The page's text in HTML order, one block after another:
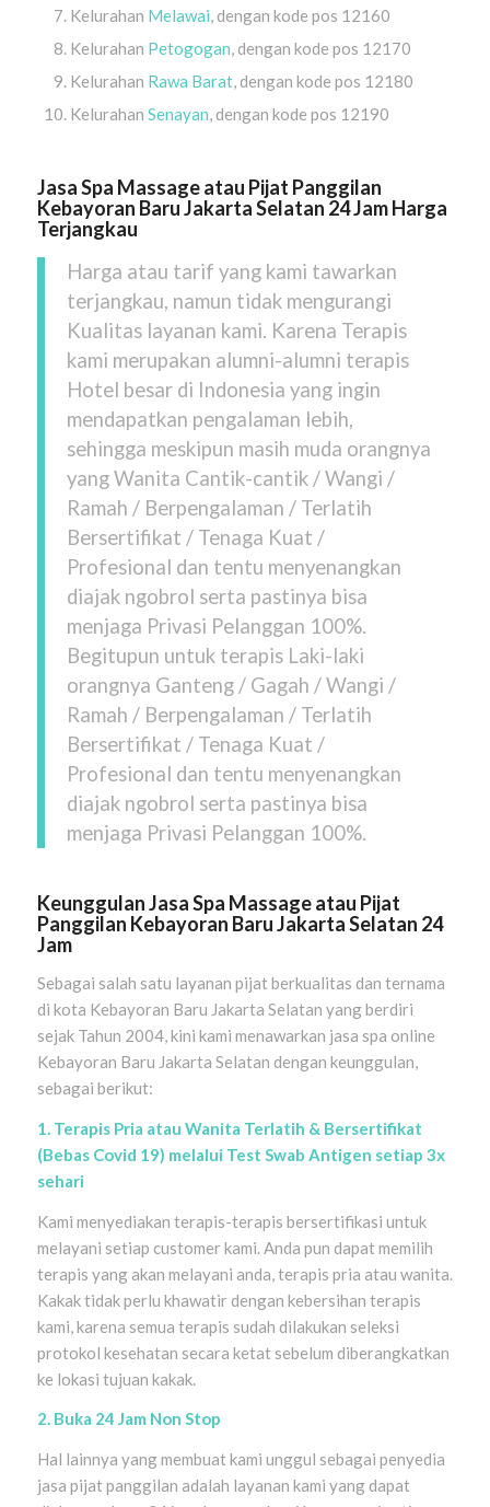
Kelurahan Melawai, dengan kode pos 12160
Kelurahan Petogogan, dengan kode pos 12170
Kelurahan Rawa Barat, dengan kode pos 12180
Kelurahan Senayan, dengan kode pos 12190
Jasa Spa Massage atau Pijat Panggilan
Kebayoran Baru Jakarta Selatan 24 Jam Harga
Terjangkau
Harga atau tarif yang kami tawarkan
terjangkau, namun tidak mengurangi
Kualitas layanan kami. Karena Terapis
kami merupakan alumni-alumni terapis
Hotel besar di Indonesia yang ingin
mendapatkan pengalaman lebih,
sehingga meskipun masih muda orangnya
yang Wanita Cantik-cantik / Wangi /
Ramah / Berpengalaman / Terlatih
Bersertifikat / Tenaga Kuat /
Profesional dan tentu menyenangkan
diajak ngobrol serta pastinya bisa
menjaga Privasi Pelanggan 100%.
Begitupun untuk terapis Laki-laki
orangnya Ganteng / Gagah / Wangi /
Ramah / Berpengalaman / Terlatih
Bersertifikat / Tenaga Kuat /
Profesional dan tentu menyenangkan
diajak ngobrol serta pastinya bisa
menjaga Privasi Pelanggan 100%.
Keunggulan Jasa Spa Massage atau Pijat
Panggilan Kebayoran Baru Jakarta Selatan 24
Jam
Sebagai salah satu layanan pijat berkualitas dan ternama
di kota Kebayoran Baru Jakarta Selatan yang berdiri
sejak Tahun 2004, kini kami menawarkan jasa spa online
Kebayoran Baru Jakarta Selatan dengan keunggulan,
sebagai berikut:
1. Terapis Pria atau Wanita Terlatih & Bersertifikat
(Bebas Covid 19) melalui Test Swab Antigen setiap 3x
sehari
Kami menyediakan terapis-terapis bersertifikasi untuk
melayani setiap customer kami. Anda pun dapat memilih
terapis yang akan melayani anda, terapis pria atau wanita.
Kakak tidak perlu khawatir dengan kebersihan terapis
kami, karena semua terapis sudah dilakukan seleksi
protokol kesehatan secara ketat sebelum diberangkatkan
ke lokasi tujuan kakak.
2. Buka 24 Jam Non Stop
Hal lainnya yang membuat kami unggul sebagai penyedia
jasa pijat panggilan adalah layanan kami yang dapat